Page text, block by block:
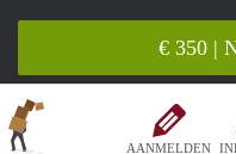
AANMELDEN
€ 350